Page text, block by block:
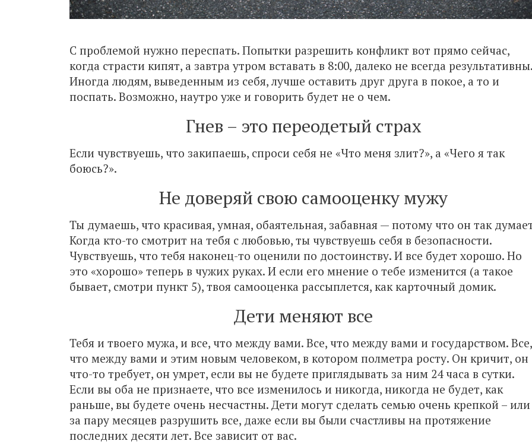
С проблемой нужно переспать. Попытки разрешить конфликт вот прямо сейчас,
когда страсти кипят, а завтра утром вставать в 8:00, далеко не всегда результативны.
Иногда людям, выведенным из себя, лучше оставить друг друга в покое, а то и
поспать. Возможно, наутро уже и говорить будет не о чем.
Гнев – это переодетый страх
Если чувствуешь, что закипаешь, спроси себя не «Что меня злит?», а «Чего я так
боюсь?».
Не доверяй свою самооценку мужу
Ты думаешь, что красивая, умная, обаятельная, забавная — потому что он так
Когда кто-то смотрит на тебя с любовью, ты чувствуешь себя в безопасности.
Чувствуешь, что тебя наконец-то оценили по достоинству. И все будет хорошо. Но
это «хорошо» теперь в чужих руках. И если его мнение о тебе изменится (а такое
бывает, смотри пункт 5), твоя самооценка рассыплется, как карточный домик.
Дети меняют все
Тебя и твоего мужа, и все, что между вами. Все, что между вами и государством. Все,
что между вами и этим новым человеком, в котором полметра росту. Он кричит, он
что-то требует, он умрет, если вы не будете приглядывать за ним 24 часа в сутки.
Если вы оба не признаете, что все изменилось и никогда, никогда не будет, как
раньше, вы будете очень несчастны. Дети могут сделать семью очень крепкой – или
за пару месяцев разрушить все, даже если вы были счастливы на протяжение
последних десяти лет. Все зависит от вас.